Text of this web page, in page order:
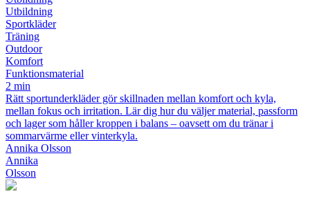
Utbildning
Sportkläder
Träning
Outdoor
Komfort
Funktionsmaterial
2 min
Rätt sportunderkläder gör skillnaden mellan komfort och kyla,
mellan fokus och irritation. Lär dig hur du väljer material, passform
och lager som håller kroppen i balans – oavsett om du tränar i
sommarvärme eller vinterkyla.
Annika Olsson
Annika
Olsson